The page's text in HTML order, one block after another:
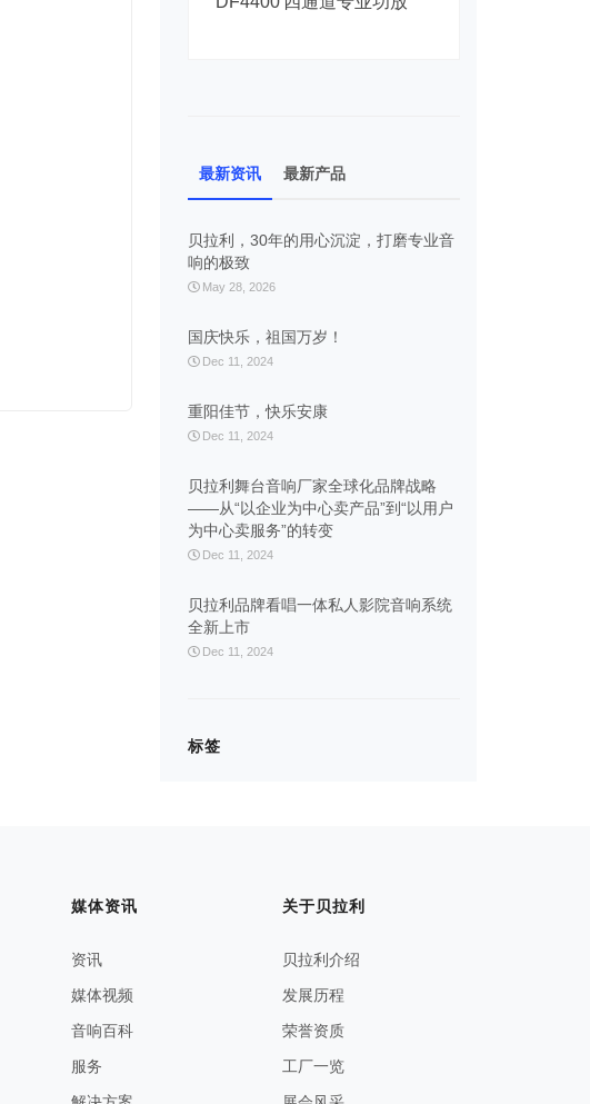
最新资讯 最新产品
贝拉利，30年的用心沉淀，打磨专业音
响的极致
May 28, 2026
国庆快乐，祖国万岁！
Dec 11, 2024
重阳佳节，快乐安康
Dec 11, 2024
贝拉利舞台音响厂家全球化品牌战略
——从“以企业为中心卖产品”到“以用户
为中心卖服务”的转变
Dec 11, 2024
贝拉利品牌看唱一体私人影院音响系统
全新上市
Dec 11, 2024
标签
媒体资讯
资讯
媒体视频
音响百科
服务
关于贝拉利
贝拉利介绍
发展历程
荣誉资质
工厂一览